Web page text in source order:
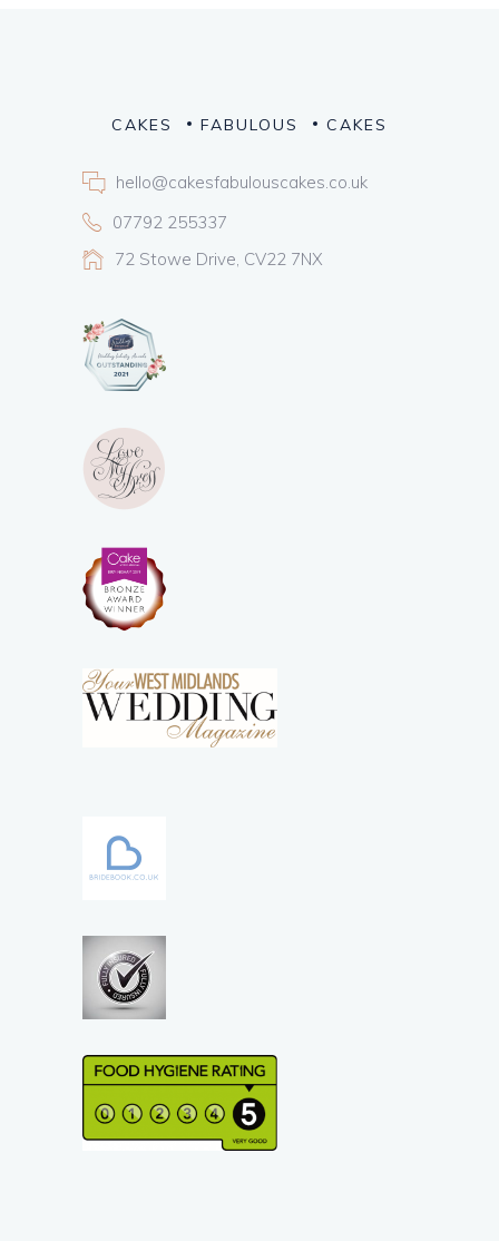
CAKES FABULOUS CAKES
hello@cakesfabulouscakes.co.uk
07792 255337
72 Stowe Drive, CV22 7NX